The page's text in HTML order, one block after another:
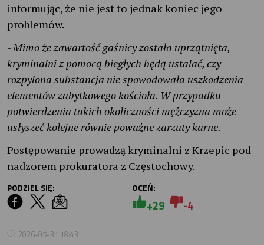
informując, że nie jest to jednak koniec jego
problemów.
- Mimo że zawartość gaśnicy została uprzątnięta,
kryminalni z pomocą biegłych będą ustalać, czy
rozpylona substancja nie spowodowała uszkodzenia
elementów zabytkowego kościoła. W przypadku
potwierdzenia takich okoliczności mężczyzna może
usłyszeć kolejne równie poważne zarzuty karne.
Postępowanie prowadzą kryminalni z Krzepic pod
nadzorem prokuratora z Częstochowy.
PODZIEL SIĘ: OCEŃ:
+29 -4
2026-05-31 18:43